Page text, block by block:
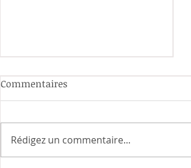
Commentaires
Rédigez un commentaire...